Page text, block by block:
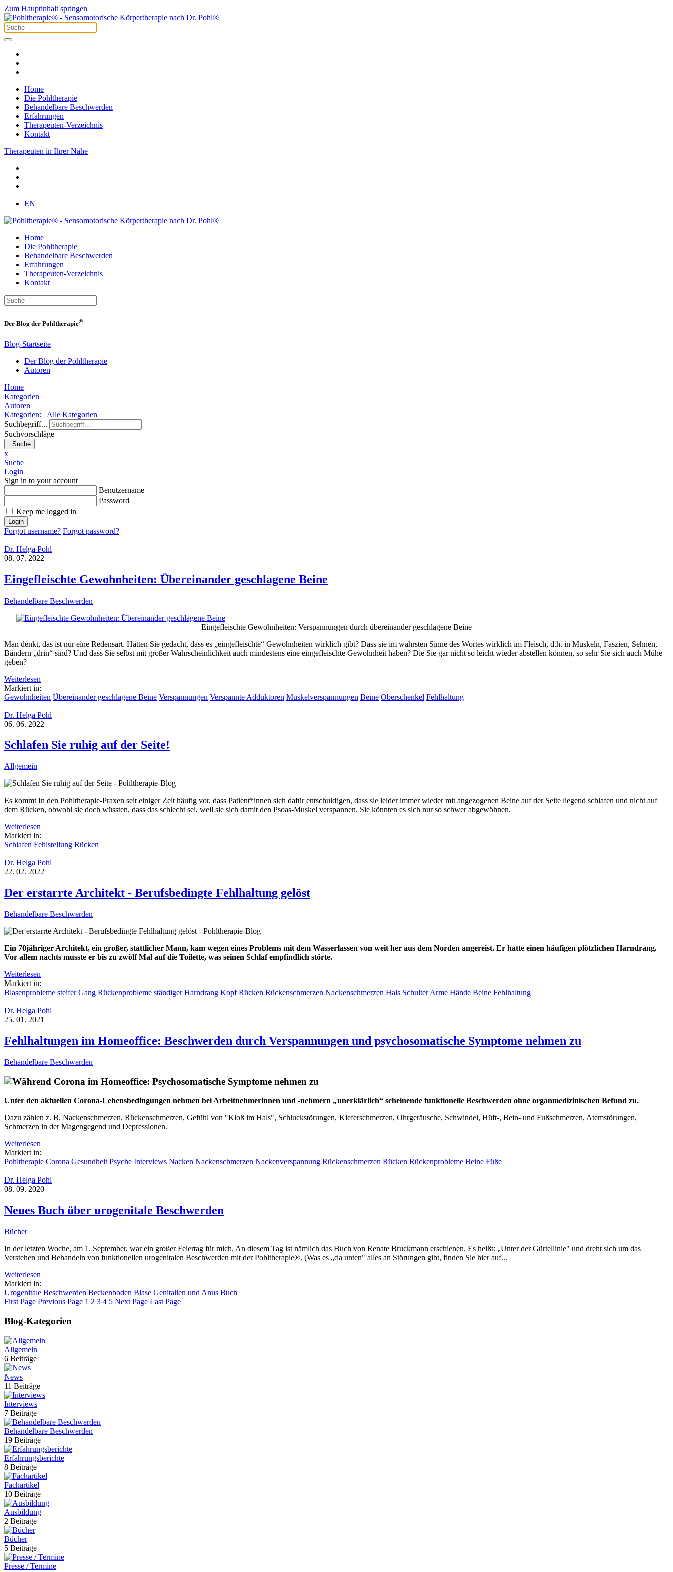
Zum Hauptinhalt springen
Home
Die Pohltherapie
Behandelbare Beschwerden
Erfahrungen
Therapeuten-Verzeichnis
Kontakt
Therapeuten in Ihrer Nähe
EN
Home
Die Pohltherapie
Behandelbare Beschwerden
Erfahrungen
Therapeuten-Verzeichnis
Kontakt
Der Blog der Pohltherapie®
Blog-Startseite
Der Blog der Pohltherapie
Autoren
Home
Kategorien
Autoren
Kategorien:
Alle Kategorien
Suchbegriff...
Suchvorschläge
Suche
x
Suche
Login
Sign in to your account
Benutzername
Password
Keep me logged in
Login
Forgot username? Forgot password?
Dr. Helga Pohl
08. 07. 2022
Eingefleischte Gewohnheiten: Übereinander geschlagene Beine
Behandelbare Beschwerden
Eingefleischte Gewohnheiten: Verspannungen durch übereinander geschlagene Beine
Man denkt, das ist nur eine Redensart. Hätten Sie gedacht, dass es „eingefleischte“ Gewohnheiten wirklich gibt? Dass sie im wahrsten Sinne des Wortes wirklich im Fleisch, d.h. in Muskeln, Faszien, Sehnen,
Bändern „drin“ sind? Und dass Sie selbst mit großer Wahrscheinlichkeit auch mindestens eine eingefleischte Gewohnheit haben? Die Sie gar nicht so leicht wieder abstellen können, so sehr Sie sich auch Mühe
geben?
Weiterlesen
Markiert in:
Gewohnheiten Übereinander geschlagene Beine Verspannungen Verspannte Adduktoren Muskelverspannungen Beine Oberschenkel Fehlhaltung
Dr. Helga Pohl
06. 06. 2022
Schlafen Sie ruhig auf der Seite!
Allgemein
Es kommt In den Pohltherapie-Praxen seit einiger Zeit häufig vor, dass Patient*innen sich dafür entschuldigen, dass sie leider immer wieder mit angezogenen Beine auf der Seite liegend schlafen und nicht auf
dem Rücken, obwohl sie doch wüssten, dass das schlecht sei, weil sie sich damit den Psoas-Muskel verspannen. Sie könnten es sich nur so schwer abgewöhnen.
Weiterlesen
Markiert in:
Schlafen Fehlstellung Rücken
Dr. Helga Pohl
22. 02. 2022
Der erstarrte Architekt - Berufsbedingte Fehlhaltung gelöst
Behandelbare Beschwerden
Ein 70jähriger Architekt, ein großer, stattlicher Mann, kam wegen eines Problems mit dem Wasserlassen von weit her aus dem Norden angereist. Er hatte einen häufigen plötzlichen Harndrang.
Vor allem nachts musste er bis zu zwölf Mal auf die Toilette, was seinen Schlaf empfindlich störte.
Weiterlesen
Markiert in:
Blasenprobleme steifer Gang Rückenprobleme ständiger Harndrang Kopf Rücken Rückenschmerzen Nackenschmerzen Hals Schulter Arme Hände Beine Fehlhaltung
Dr. Helga Pohl
25. 01. 2021
Fehlhaltungen im Homeoffice: Beschwerden durch Verspannungen und psychosomatische Symptome nehmen zu
Behandelbare Beschwerden
Unter den aktuellen Corona-Lebensbedingungen nehmen bei Arbeitnehmerinnen und -nehmern „unerklärlich“ scheinende funktionelle Beschwerden ohne organmedizinischen Befund zu.
Dazu zählen z. B. Nackenschmerzen, Rückenschmerzen, Gefühl von "Kloß im Hals", Schluckstörungen, Kieferschmerzen, Ohrgeräusche, Schwindel, Hüft-, Bein- und Fußschmerzen, Atemstörungen,
Schmerzen in der Magengegend und Depressionen.
Weiterlesen
Markiert in:
Pohltherapie Corona Gesundheit Psyche Interviews Nacken Nackenschmerzen Nackenverspannung Rückenschmerzen Rücken Rückenprobleme Beine Füße
Dr. Helga Pohl
08. 09. 2020
Neues Buch über urogenitale Beschwerden
Bücher
In der letzten Woche, am 1. September, war ein großer Feiertag für mich. An diesem Tag ist nämlich das Buch von Renate Bruckmann erschienen. Es heißt: „Unter der Gürtellinie" und dreht sich um das
Verstehen und Behandeln von funktionellen urogenitalen Beschwerden mit der Pohltherapie®. (Was es „da unten" alles an Störungen gibt, finden Sie hier auf...
Weiterlesen
Markiert in:
Urogenitale Beschwerden Beckenboden Blase Genitalien und Anus Buch
First Page Previous Page 1 2 3 4 5 Next Page Last Page
Blog-Kategorien
Allgemein
6 Beiträge
News
11 Beiträge
Interviews
7 Beiträge
Behandelbare Beschwerden
19 Beiträge
Erfahrungsberichte
8 Beiträge
Fachartikel
10 Beiträge
Ausbildung
2 Beiträge
Bücher
5 Beiträge
Presse / Termine